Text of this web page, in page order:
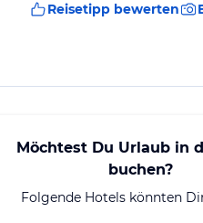
Reisetipp bewerten
Möchtest Du Urlaub in
buchen?
Folgende Hotels könnten